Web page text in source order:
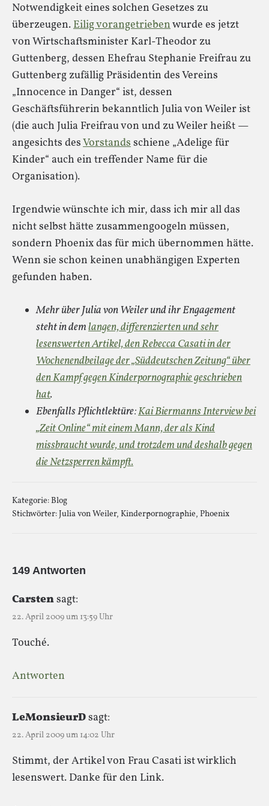
Notwendigkeit eines solchen Gesetzes zu
überzeugen.Eilig vorangetriebenwurde es jetzt
von Wirtschaftsminister Karl-Theodor zu
Guttenberg, dessen Ehefrau Stephanie Freifrau zu
Guttenberg zufällig Präsidentin des Vereins
„Innocence in Danger“ ist, dessen
Geschäftsführerin bekanntlich Julia von Weiler ist
(die auch Julia Freifrau von und zu Weiler heißt —
angesichts desVorstandsschiene „Adelige für
Kinder“ auch ein treffender Name für die
Organisation).
Irgendwie wünschte ich mir, dass ich mir all das
nicht selbst hätte zusammengoogeln müssen,
sondern Phoenix das für mich übernommen hätte.
Wenn sie schon keinen unabhängigen Experten
gefunden haben.
Mehr über Julia von Weiler und ihr Engagement
steht in demlangen, differenzierten und sehr
lesenswerten Artikel, den Rebecca Casati in der
Wochenendbeilage der „Süddeutschen Zeitung“ über
den Kampf gegen Kinderpornographie geschrieben
hat.
Ebenfalls Pflichtlektüre:Kai Biermanns Interview bei
„Zeit Online“ mit einem Mann, der als Kind
missbraucht wurde, und trotzdem und deshalb gegen
die Netzsperren kämpft.
Kategorie:Blog
Stichwörter:Julia von Weiler, Kinderpornographie, Phoenix
149 Antworten
Carstensagt:
22. April 2009 um 13:59 Uhr
Touché.
Antworten
LeMonsieurDsagt:
22. April 2009 um 14:02 Uhr
Stimmt, der Artikel von Frau Casati ist wirklich
lesenswert. Danke für den Link.